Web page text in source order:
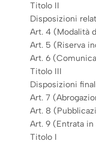
Titolo II
Disposizioni
Art. 4 (Modalità
Art. 5 (Riserva
Art. 6
Titolo III
Disposizioni
Art. 7
Art. 8
Art. 9 (Entrata in
Titolo I